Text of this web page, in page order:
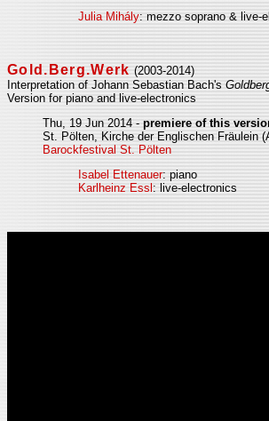
Julia Mihály: mezzo soprano & live-
Gold.Berg.Werk (2003-2014)
Interpretation of Johann Sebastian Bach's
Version for piano and live-electronics
Thu, 19 Jun 2014 - premiere of this
St. Pölten, Kirche der Englischen Fräulein
Barockfestival St. Pölten
Isabel Ettenauer: piano
Karlheinz Essl : live-electronics